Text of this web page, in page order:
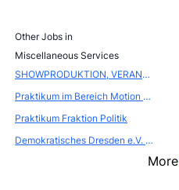
Other Jobs in
Miscellaneous Services
SHOWPRODUKTION, VERANSTALTUNGSMANAGEMENT
Praktikum im Bereich Motion Capture und 2D/3D Animation
Praktikum Fraktion Politik
Demokratisches Dresden e.V. - Gemeinnützig anerkannter Verein
More